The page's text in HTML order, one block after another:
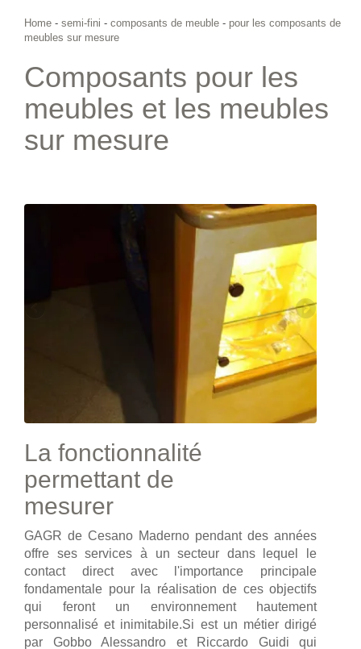
Home - semi-fini - composants de meuble - pour les composants de
meubles sur mesure
Composants pour les
meubles et les meubles
sur mesure
La fonctionnalité
permettant de
mesurer
GAGR de Cesano Maderno pendant des années
offre ses services à un secteur dans lequel le
contact direct avec l'importance principale
fondamentale pour la réalisation de ces objectifs
qui feront un environnement hautement
personnalisé et inimitabile.Si est un métier dirigé
par Gobbo Alessandro et Riccardo Guidi qui